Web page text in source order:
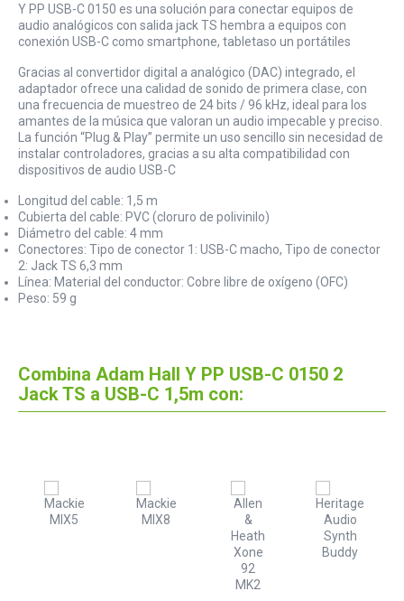
Y PP USB-C 0150 es una solución para conectar equipos de
audio analógicos con salida jack TS hembra a equipos con
conexión USB-C como smartphone, tabletaso un portátiles
Gracias al convertidor digital a analógico (DAC) integrado, el
adaptador ofrece una calidad de sonido de primera clase, con
una frecuencia de muestreo de 24 bits / 96 kHz, ideal para los
amantes de la música que valoran un audio impecable y preciso.
La función “Plug & Play” permite un uso sencillo sin necesidad de
instalar controladores, gracias a su alta compatibilidad con
dispositivos de audio USB-C
Longitud del cable: 1,5 m
Cubierta del cable: PVC (cloruro de polivinilo)
Diámetro del cable: 4 mm
Conectores: Tipo de conector 1: USB-C macho, Tipo de conector
2: Jack TS 6,3 mm
Línea: Material del conductor: Cobre libre de oxígeno (OFC)
Peso: 59 g
Combina Adam Hall Y PP USB-C 0150 2
Jack TS a USB-C 1,5m con: